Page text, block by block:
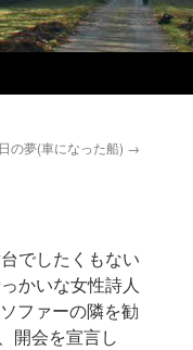
の夢(車になった船) →
でしたくもない
かいな女性詩人
ファーの隣を勧
開会を宣言し